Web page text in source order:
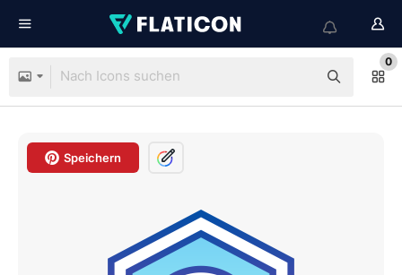
0
Speichern